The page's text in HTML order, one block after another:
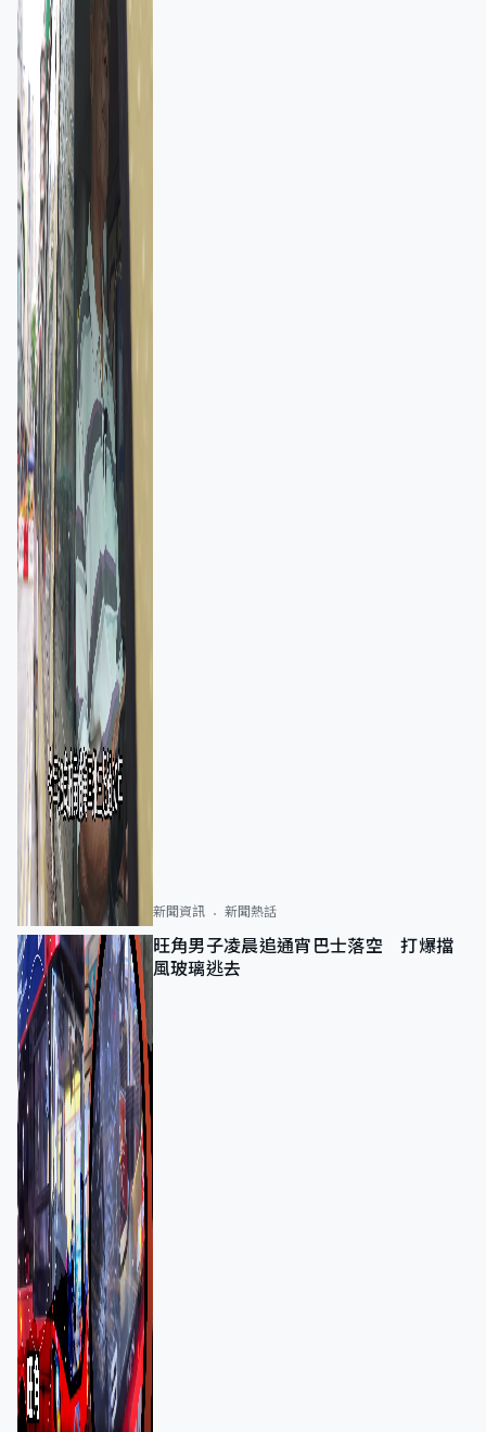
新聞資訊 新聞熱話
旺角男子凌晨追通宵巴士落空 打爆擋
風玻璃逃去